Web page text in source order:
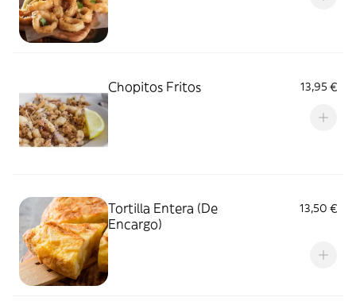
Chopitos Fritos 13,95 €
Tortilla Entera (De
Encargo)
13,50 €